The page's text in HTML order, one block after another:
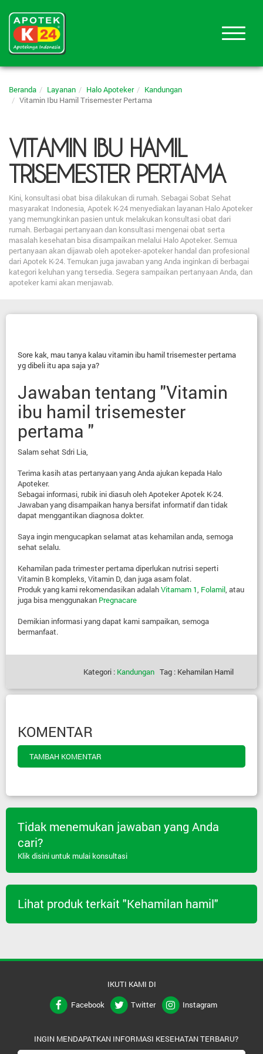
Beranda Layanan Halo Apoteker
Kandungan
Vitamin Ibu Hamil Trisemester Pertama
VITAMIN IBU HAMIL
TRISEMESTER PERTAMA
Kini, konsultasi obat bisa dilakukan di rumah. Sebagai Sobat Sehat
masyarakat Indonesia, Apotek K-24 menyediakan layanan Halo Apoteker
yang memungkinkan pasien untuk melakukan konsultasi obat dari
rumah. Berbagai pertanyaan dan konsultasi mengenai obat serta
masalah kesehatan bisa disampaikan melalui Halo Apoteker. Semua
pertanyaan akan dijawab oleh apoteker-apoteker handal dan profesional
dari Apotek K-24. Temukan juga jawaban yang Anda inginkan di berbagai
kategori keluhan yang tersedia. Segera sampaikan pertanyaan Anda, dan
apoteker kami akan menjawab.
Sore kak, mau tanya kalau vitamin ibu hamil trisemester pertama
yg dibeli itu apa saja ya?
Jawaban tentang "Vitamin
ibu hamil trisemester
pertama "
Salam sehat Sdri Lia,
Terima kasih atas pertanyaan yang Anda ajukan kepada Halo
Apoteker.
Sebagai informasi, rubik ini diasuh oleh Apoteker Apotek K-24.
Jawaban yang disampaikan hanya bersifat informatif dan tidak
dapat menggantikan diagnosa dokter.
Saya ingin mengucapkan selamat atas kehamilan anda, semoga
sehat selalu.
Kehamilan pada trimester pertama diperlukan nutrisi seperti
Vitamin B kompleks, Vitamin D, dan juga asam folat.
Produk yang kami rekomendasikan adalahVitamam 1, Folamil, atau
juga bisa menggunakan Pregnacare
Demikian informasi yang dapat kami sampaikan, semoga
bermanfaat.
Kategori : Kandungan Tag : Kehamilan Hamil
KOMENTAR
TAMBAH KOMENTAR
Tidak menemukan jawaban yang Anda
cari?
Klik disini untuk mulai konsultasi
Lihat produk terkait "Kehamilan hamil"
IKUTI KAMI DI
Facebook
Twitter Instagram
INGIN MENDAPATKAN INFORMASI KESEHATAN TERBARU?